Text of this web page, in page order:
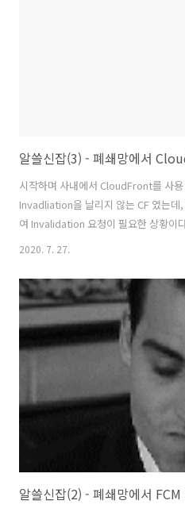
알쓸신잡(3) - 폐쇄망에서
시작하며 사내에서 CloudFront를 사
Invadliation을 날리지 않는 CF 였는데
여 Invalidation 요청이 필요한 상황이
폐쇄망 환경에서 서비스를 개발하고 있
리스트 도메인 포트
억 하면 된다. 1. 리전을 타는 서비스의
서비스명.리전.amazonaws.com 2.
경우 (Cloudfront) 서비스명
2020. 7. 27.
알쓸신잡(2) - 폐쇄망에서